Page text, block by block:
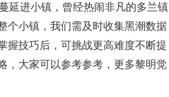
延进小镇，曾经热闹非凡的多兰镇
个小镇，我们需及时收集黑潮数据
握技巧后，可挑战更高难度不断提
，大家可以参考参考，更多黎明觉